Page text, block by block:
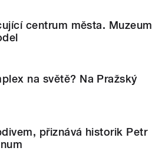
centrum města. Muzeum
na světě? Na Pražský
přiznává historik Petr